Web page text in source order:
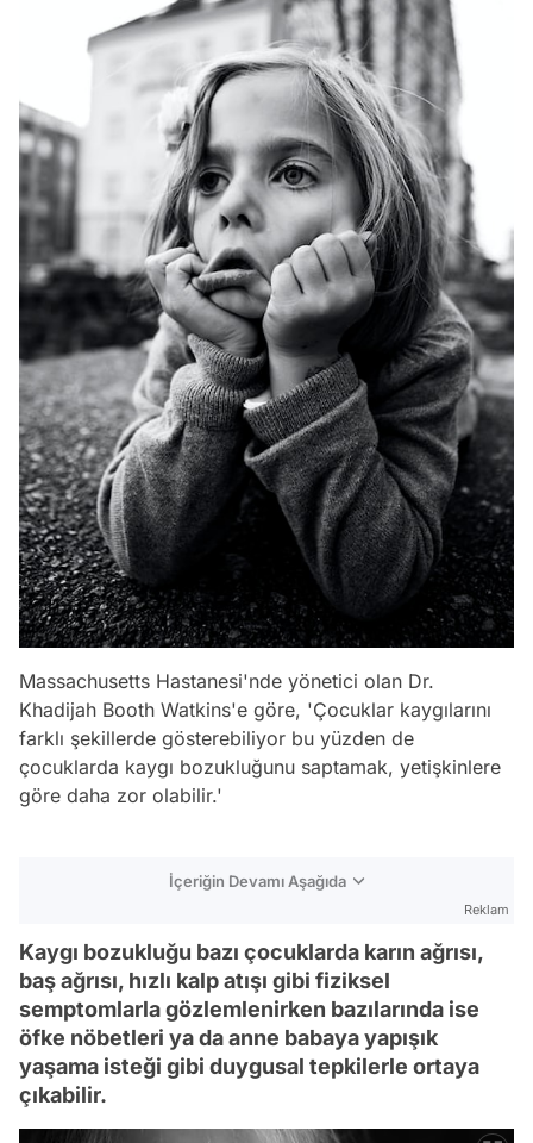
Massachusetts Hastanesi'nde yönetici olan Dr.
Khadijah Booth Watkins'e göre, 'Çocuklar kaygılarını
farklı şekillerde gösterebiliyor bu yüzden de
çocuklarda kaygı bozukluğunu saptamak, yetişkinlere
göre daha zor olabilir.'
İçeriğin Devamı Aşağıda
Reklam
Kaygı bozukluğu bazı çocuklarda karın ağrısı,
baş ağrısı, hızlı kalp atışı gibi fiziksel
semptomlarla gözlemlenirken bazılarında ise
öfke nöbetleri ya da anne babaya yapışık
yaşama isteği gibi duygusal tepkilerle ortaya
çıkabilir.